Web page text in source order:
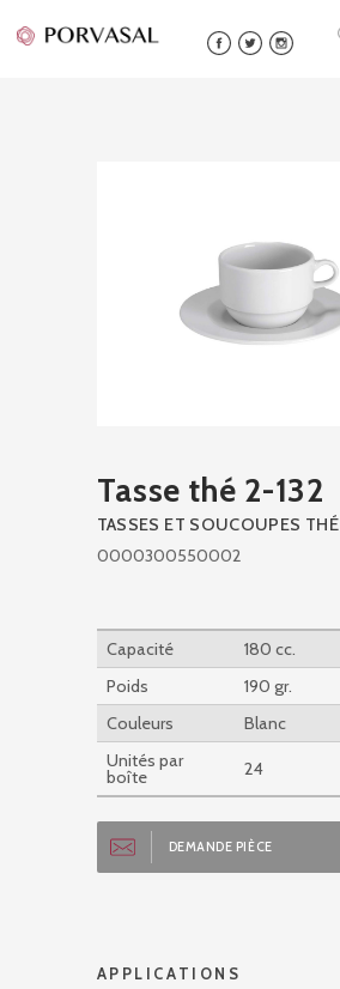
to
Tasse thé 2-132
TASSES ET SOUCOUPES THÉ
0000300550002
Capacité
180 cc.
Poids
190 gr.
Couleurs
Blanc
Unités par
boîte 24
DEMANDE PIÈCE
APPLICATIONS